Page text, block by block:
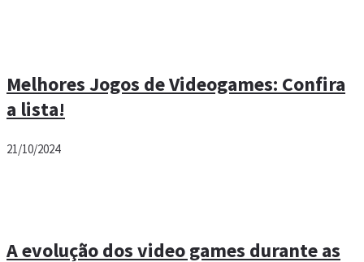
Melhores Jogos de Videogames: Confira
a lista!
21/10/2024
A evolução dos video games durante as